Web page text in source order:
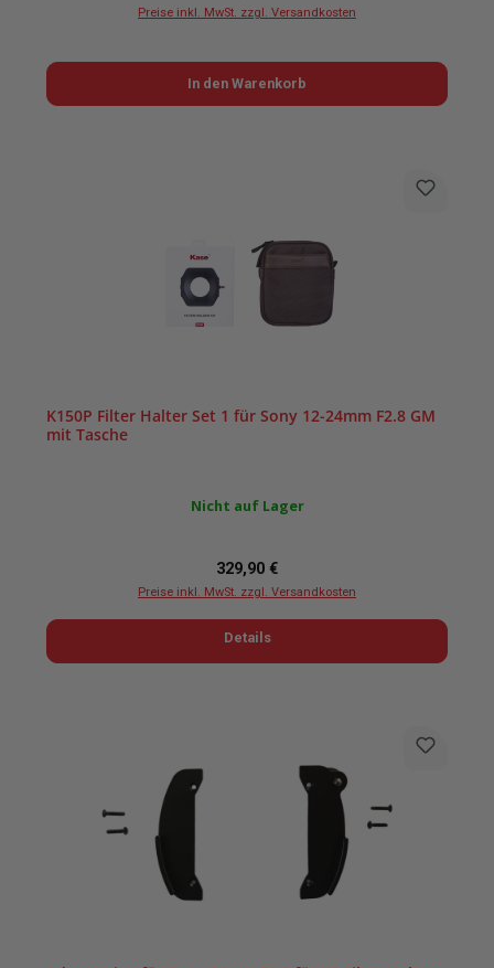
Preise inkl. MwSt. zzgl. Versandkosten
In den Warenkorb
K150P Filter Halter Set 1 für Sony 12-24mm F2.8 GM
mit Tasche
Nicht auf Lager
Regulärer Preis:
329,90 €
Preise inkl. MwSt. zzgl. Versandkosten
Details